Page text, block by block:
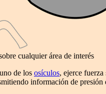
cualquier área de interés
de los osículos, ejerce fuerza
información de